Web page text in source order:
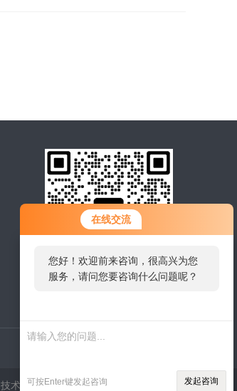
在线交流
您好！欢迎前来咨询，很高兴为您
服务，请问您要咨询什么问题呢？
可按Enter键发起咨询 发起咨询
技术支持：制药网 管理登陆 sitemap.xml